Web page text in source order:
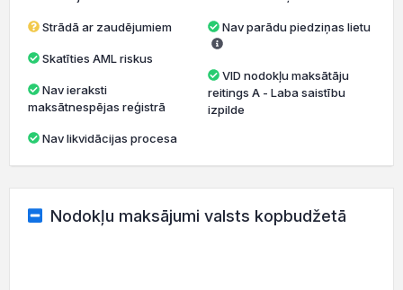
Strādā ar zaudējumiem
Skatīties AML riskus
maksātnespējas reģistrā
Nav likvidācijas procesa
Nav parādu piedziņas lietu
VID nodokļu maksātāju
reitings A - Laba saistību
izpilde
Nodokļu maksājumi valsts kopbudžetā